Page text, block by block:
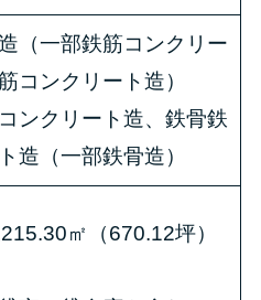
（一部鉄筋コンクリー
コンクリート造）
ンクリート造、鉄骨鉄
造（一部鉄骨造）
㎡（670.12坪）